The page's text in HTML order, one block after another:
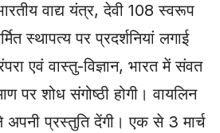
वाद्य यंत्र, देवी 108 स्वरूप
स्थापत्य पर प्रदर्शनियां लगाई
एवं वास्तु-विज्ञान, भारत में संवत
पर शोध संगोष्ठी होगी। वायलिन
अपनी प्रस्तुति देंगी। एक से 3 मार्च